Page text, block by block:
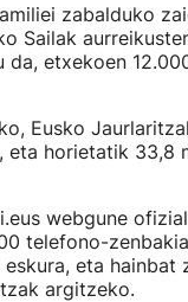
zabalduko
Sailak
da, etxekoen
Eusko
eta horietatik 33,8
webgune
telefono-
eta hainbat
argitzeko.